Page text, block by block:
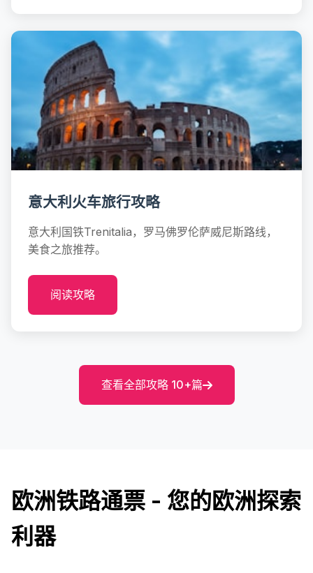
意大利火车旅行攻略
意大利国铁Trenitalia，罗马佛罗伦萨威尼斯路线，
美食之旅推荐。
阅读攻略
查看全部攻略 10+篇
欧洲铁路通票 - 您的欧洲探索
利器